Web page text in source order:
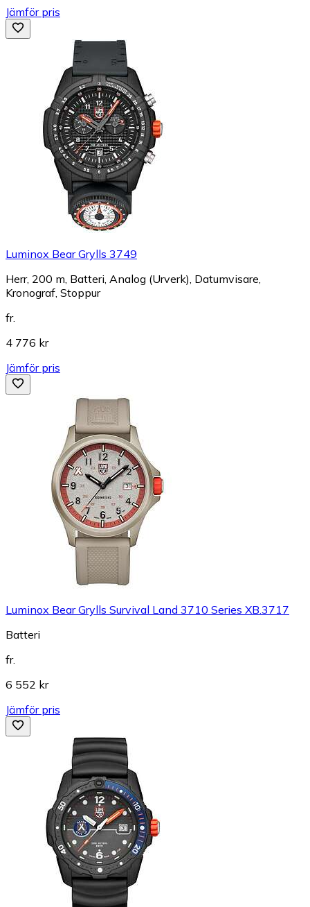
Jämför pris
Luminox Bear Grylls 3749
Herr, 200 m, Batteri, Analog (Urverk), Datumvisare,
Kronograf, Stoppur
fr.
4 776 kr
Jämför pris
Luminox Bear Grylls Survival Land 3710 Series XB.3717
Batteri
fr.
6 552 kr
Jämför pris